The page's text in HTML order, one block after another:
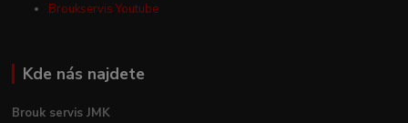
Broukservis Youtube
Kde nás najdete
Brouk servis JMK